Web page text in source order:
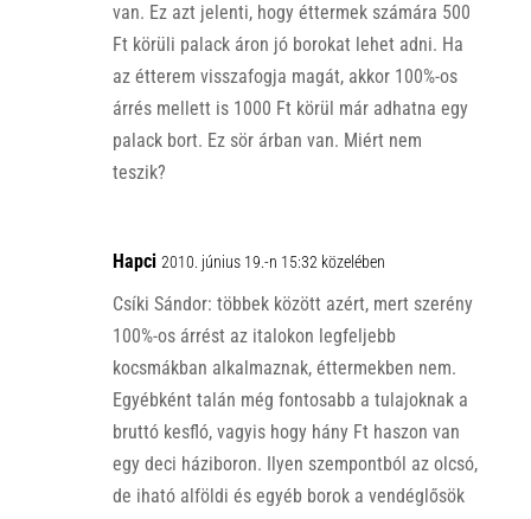
van. Ez azt jelenti, hogy éttermek számára 500
Ft körüli palack áron jó borokat lehet adni. Ha
az étterem visszafogja magát, akkor 100%-os
árrés mellett is 1000 Ft körül már adhatna egy
palack bort. Ez sör árban van. Miért nem
teszik?
Hapci 2010. június 19.-n 15:32 közelében
Csíki Sándor: többek között azért, mert szerény
100%-os árrést az italokon legfeljebb
kocsmákban alkalmaznak, éttermekben nem.
Egyébként talán még fontosabb a tulajoknak a
bruttó kesfló, vagyis hogy hány Ft haszon van
egy deci háziboron. Ilyen szempontból az olcsó,
de iható alföldi és egyéb borok a vendéglősök